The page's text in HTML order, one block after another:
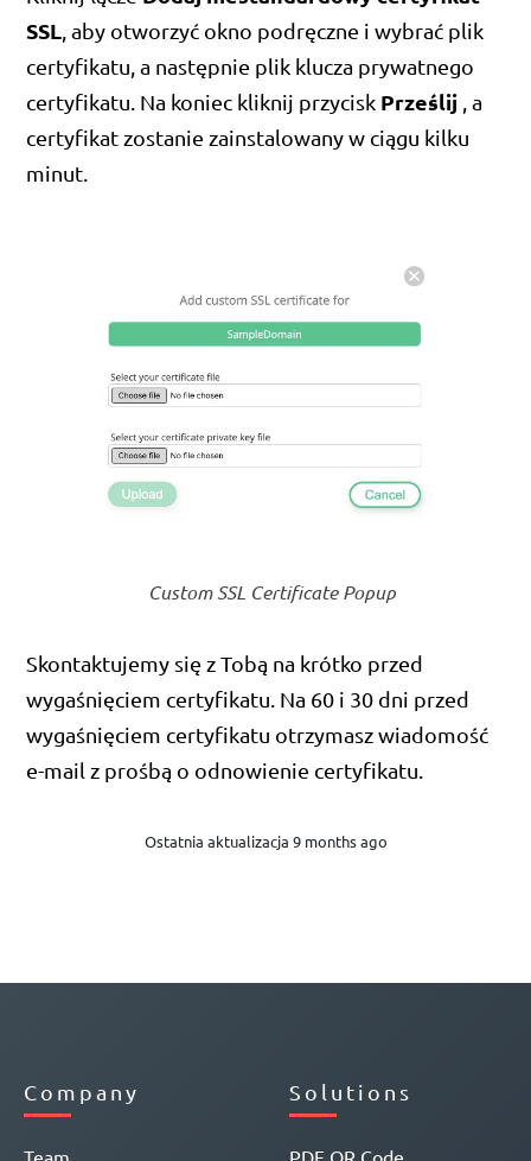
SSL , aby otworzyć okno podręczne i wybrać plik
certyfikatu, a następnie plik klucza prywatnego
certyfikatu. Na koniec kliknij przycisk Prześlij , a
certyfikat zostanie zainstalowany w ciągu kilku
minut.
Custom SSL Certificate Popup
Skontaktujemy się z Tobą na krótko przed
wygaśnięciem certyfikatu. Na 60 i 30 dni przed
wygaśnięciem certyfikatu otrzymasz wiadomość
e-mail z prośbą o odnowienie certyfikatu.
Ostatnia aktualizacja 9 months ago
Company
Team
Solutions
PDF QR Code